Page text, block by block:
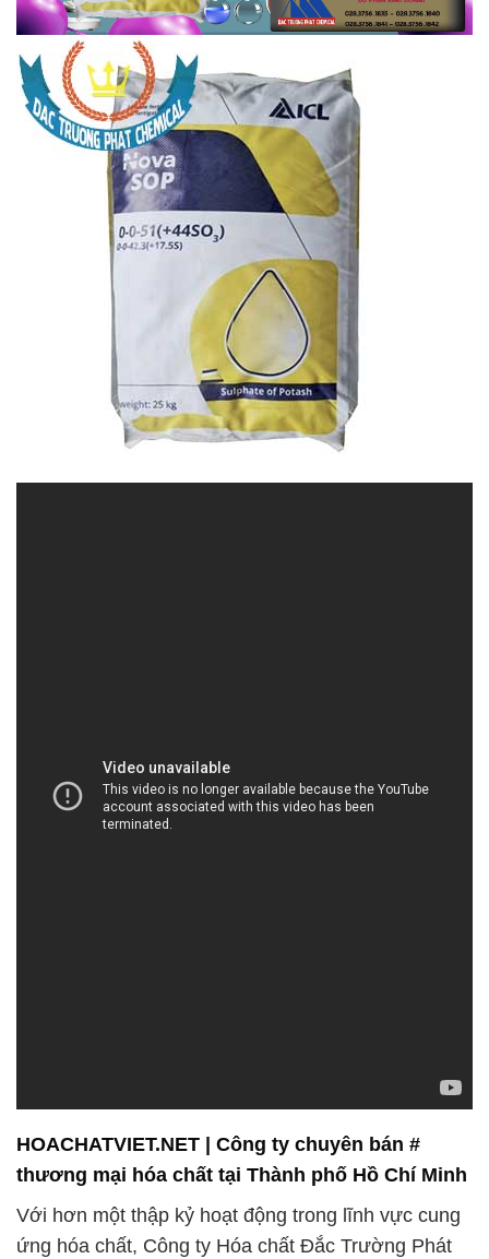
HOACHATVIET.NET | Công ty chuyên bán #
thương mại hóa chất tại Thành phố Hồ Chí Minh
Với hơn một thập kỷ hoạt động trong lĩnh vực cung
ứng hóa chất, Công ty Hóa chất Đắc Trường Phát